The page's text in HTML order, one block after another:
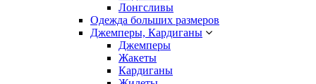
Лонгсливы
Одежда больших размеров
Джемперы, Кардиганы
Джемперы
Жакеты
Кардиганы